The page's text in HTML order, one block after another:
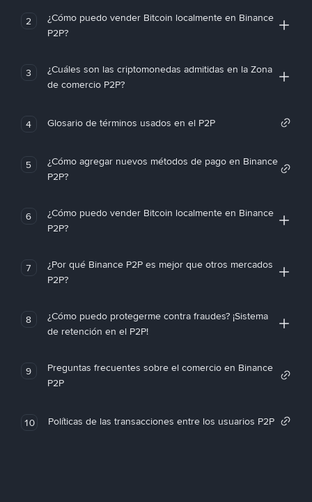
2
¿Cómo puedo vender Bitcoin localmente en Binance
P2P?
3
¿Cuáles son las criptomonedas admitidas en la Zona
de comercio P2P?
4 Glosario de términos usados en el P2P
5
¿Cómo agregar nuevos métodos de pago en Binance
P2P?
6
¿Cómo puedo vender Bitcoin localmente en Binance
P2P?
7
¿Por qué Binance P2P es mejor que otros mercados
P2P?
8
¿Cómo puedo protegerme contra fraudes? ¡Sistema
de retención en el P2P!
9
Preguntas frecuentes sobre el comercio en Binance
P2P
10 Políticas de las transacciones entre los usuarios P2P